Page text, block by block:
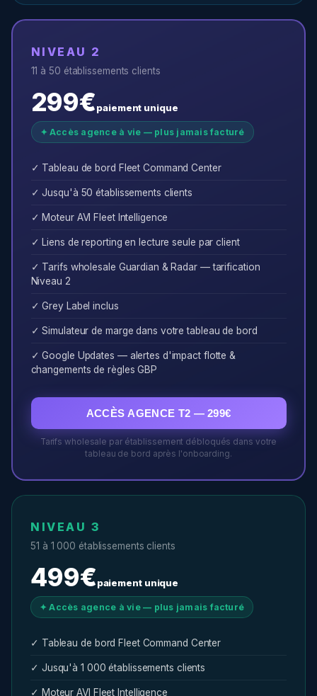
NIVEAU 2
11 à 50 établissements clients
299€paiement unique
✦ Accès agence à vie — plus jamais facturé
✓ Tableau de bord Fleet Command Center
✓ Jusqu'à 50 établissements clients
✓ Moteur AVI Fleet Intelligence
✓ Liens de reporting en lecture seule par client
✓ Tarifs wholesale Guardian & Radar — tarification
Niveau 2
✓ Grey Label inclus
✓ Simulateur de marge dans votre tableau de bord
✓ Google Updates — alertes d'impact flotte &
changements de règles GBP
ACCÈS AGENCE T2 — 299€
Tarifs wholesale par établissement débloqués dans votre
tableau de bord après l'onboarding.
NIVEAU 3
51 à 1 000 établissements clients
499€paiement unique
✦ Accès agence à vie — plus jamais facturé
✓ Tableau de bord Fleet Command Center
✓ Jusqu'à 1 000 établissements clients
✓ Moteur AVI Fleet Intelligence